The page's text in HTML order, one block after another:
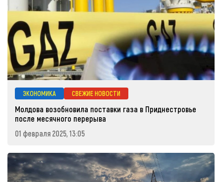
ЭКОНОМИКА СВЕЖИЕ НОВОСТИ
Молдова возобновила поставки газа в Приднестровье
после месячного перерыва
01 февраля 2025, 13:05